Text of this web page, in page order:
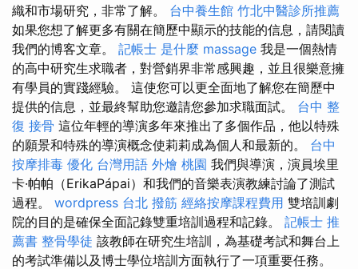
織和市場研究，非常了解。 台中養生館 竹北中醫診所推薦
如果您想了解更多有關在簡歷中顯示的技能的信息，請閱讀
我們的博客文章。 記帳士 是什麼 massage 我是一個熱情
的高中研究生求職者，對營銷界非常感興趣，並且很樂意擁
有學員的實踐經驗。 這使您可以更全面地了解您在簡歷中
提供的信息，並最終幫助您邀請您參加求職面試。 台中 整
復 接骨 這位年輕的導演多年來推出了多個作品，他以特殊
的願景和特殊的導演概念使莉莉成為個人和最新的。 台中
按摩排毒 優化 台灣用語 外燴 桃園 我們與導演，演員埃里
卡·帕帕（ErikaPápai）和我們的音樂表演教練討論了測試
過程。 wordpress 台北 撥筋 經絡按摩課程費用 雙培訓劇
院的目的是確保全面記錄雙重培訓過程和記錄。 記帳士 推
薦書 整骨學徒 該教師在研究生培訓，為基礎考試和舞台上
的考試準備以及博士學位培訓方面執行了一項重要任務。